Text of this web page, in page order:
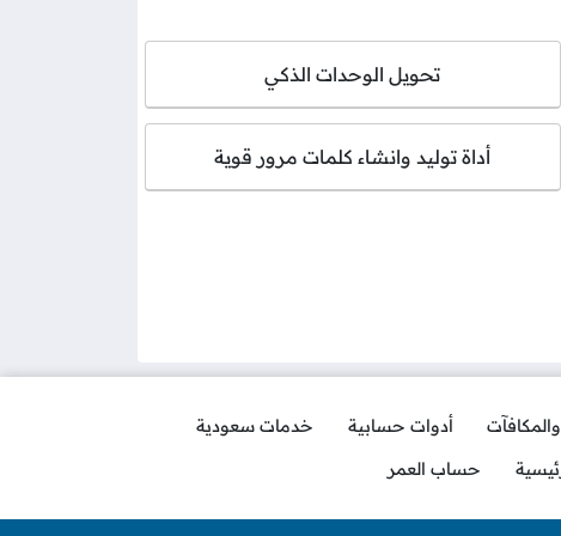
تحويل الوحدات الذكي
أداة توليد وانشاء كلمات مرور قوية
أدوات حسابية
خدمات سعودية
حساب العمر